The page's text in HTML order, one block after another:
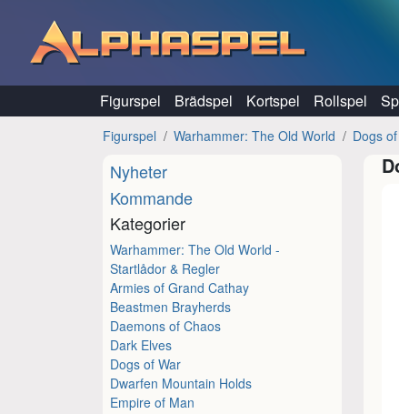
Figurspel Brädspel Kortspel Rollspel
Figurspel Warhammer: The Old World Dogs
Nyheter
Kommande
Kategorier
Warhammer: The Old World -
Startlådor & Regler
Armies of Grand Cathay
Beastmen Brayherds
Daemons of Chaos
Dark Elves
Dogs of War
Dwarfen Mountain Holds
Empire of Man